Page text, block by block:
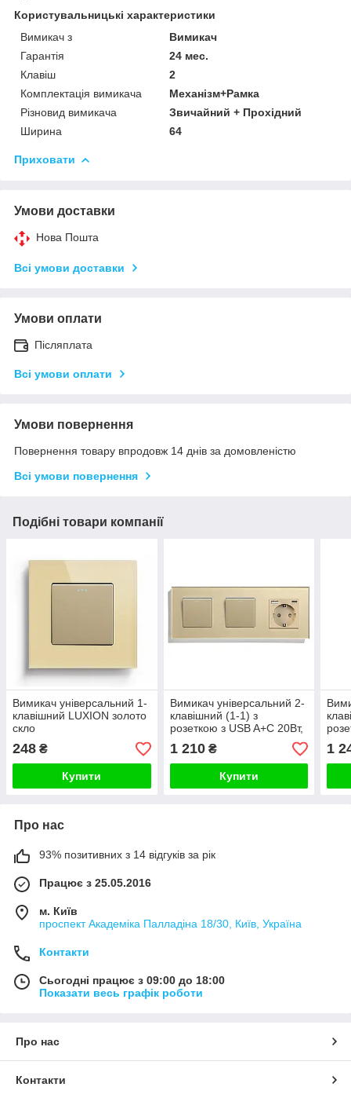
Користувальницькі характеристики
Вимикач з
Вимикач
Гарантія
24 мес.
Клавіш
2
Комплектація вимикача
Механізм+Рамка
Різновид вимикача
Звичайний + Прохідний
Ширина
64
Приховати
Умови доставки
Нова Пошта
Всі умови доставки
Умови оплати
Післяплата
Всі умови оплати
Умови повернення
Повернення товару впродовж 14 днів за домовленістю
Всі умови повернення
Подібні товари компанії
Вимикач універсальний 1-
клавішний LUXION золото
скло
248 ₴
Купити
Вимикач універсальний 2-
клавішний (1-1) з
розеткою з USB A+C 20Вт,
заземлення, LUXION 16А
230 В, золото скло
1 210₴
Купити
230
1
Про нас
93% позитивних з 14 відгуків за рік
Працює з 25.05.2016
м. Київ
проспект Академіка Палладіна 18/30, Київ, Україна
Контакти
Сьогодні працює з 09:00 до 18:00
Показати весь графік роботи
Про нас
Контакти